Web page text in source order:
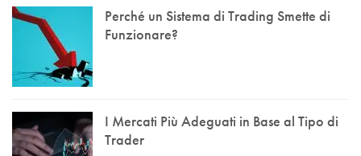
Perché un Sistema di Trading Smette di
Funzionare?
I Mercati Più Adeguati in Base al Tipo di
Trader